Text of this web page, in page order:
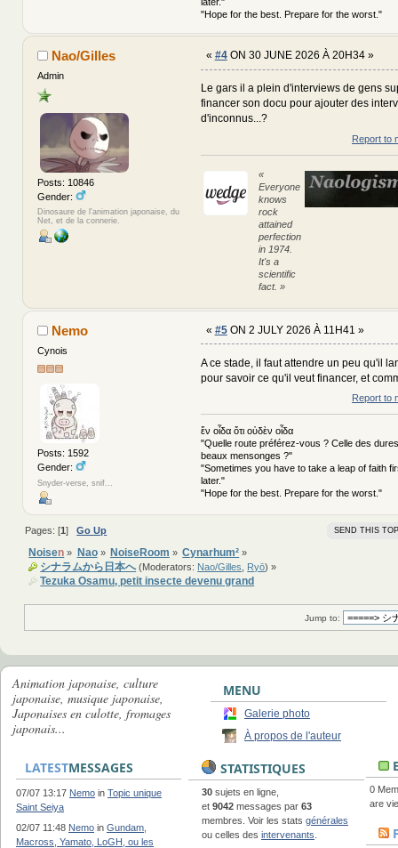
"Hope for the best. Prepare for the worst."
Nao/Gilles
Admin
Posts: 10846
Gender:
Dinosaure de l'animation japonaise, du
Net, et de la connerie.
« #4ON 30 JUNE 2026 À 20H34 »
Le gars il a plein d'interviews de gens
financer son docu pour ajouter des
d'inconnus...?
Report to
«
Everyone
knows
rock
attained
perfection
in 1974.
It's a
scientific
fact. »
Nemo
Cynois
Posts: 1592
Gender:
Snyder-verse, snif...
« #5ON 2 JULY 2026 À 11H41 »
A ce stade, il faut attendre un peu qu'il
pour savoir ce qu'il veut financer, et
Report to
ἕν οἶδα ὅτι οὐδὲν οἶδα
"Quelle route préférez-vous ? Celle des
beaux mensonges ?"
"Sometimes you have to take a leap of faith
later."
"Hope for the best. Prepare for the worst."
SEND THIS
Pages: [1]Go Up
Noisen » Nao» NoiseRoom » Cynarhum² »
シナラムから日本へ(Moderators: Nao/Gilles, Ryō) »
Tezuka Osamu, petit insecte devenu grand
Jump to:
Animation japonaise, culture
japonaise, musique japonaise,
Japonaises en culotte, fromages
japonais...
MENU
Galerie photo
À propos de l'auteur
LATESTMESSAGES
07/07 13:17 Nemo in Topic unique
Saint Seiya
02/07 11:48 Nemo in Gundam,
Macross, Yamato, LoGH, ou les
STATISTIQUES
30 sujets en ligne,
et 9042 messages par 63
membres. Voir les stats générales
ou celles des intervenants
0
are